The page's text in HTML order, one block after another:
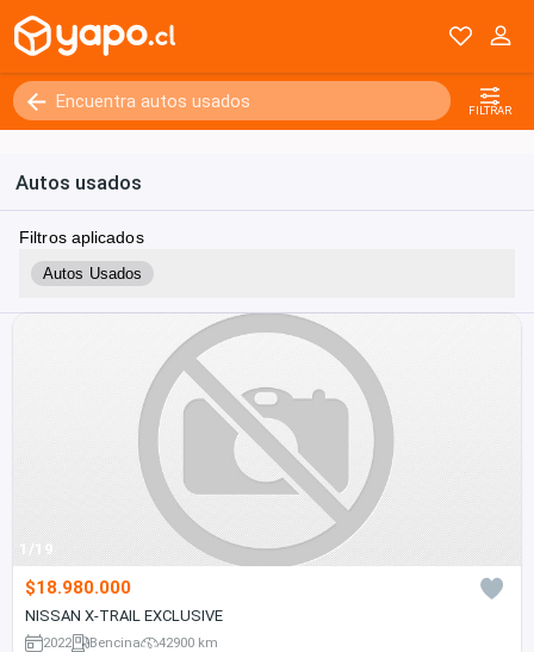
FILTRAR
Autos usados
Filtros aplicados
Autos Usados
1/19
$18.980.000
NISSAN X-TRAIL EXCLUSIVE
2022 Bencina 42900 km